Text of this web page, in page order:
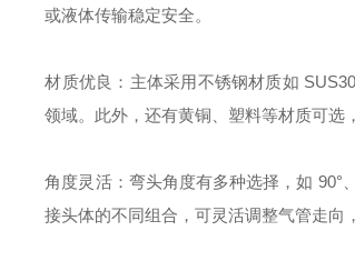
或液体传输稳定安全。
材质优良：主体采用不锈钢材质如
领域。此外，还有黄铜、塑料等材质可选
角度灵活：弯头角度有多种选择，如 90°
接头体的不同组合，可灵活调整气管走向